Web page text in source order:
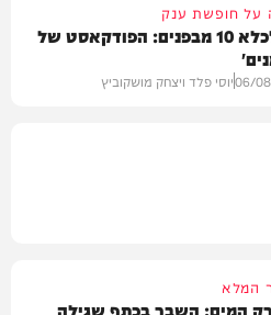
על חופשת ענק
הצצה לכלא 10 מבפנים: הפודקאסט של
06/יוסי פלד ויצחק מושקוביץ
המלא
המים: השבר בכתף שגילה